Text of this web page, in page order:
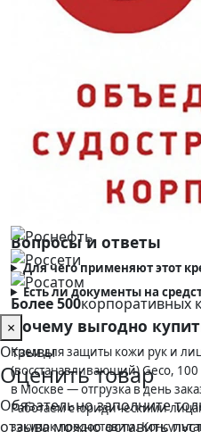
Действие
Нормативные документы
Минпромторга
Вопросы и ответы
Для чего применяют этот
Есть ли документы на
Почему выгодно
Крем для защиты кожи рук и
(восстанавливающий) Geco,
в Москве — отгрузка в день
Работаем с юридическими
закупок предоставим.
Более 500корпоративных
×
Отзывы
Оценить товар
Обязательно заполните
отзыва можно оставить